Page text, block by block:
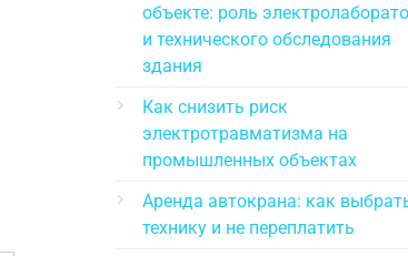
объекте: роль
и технического обследования
здания
Как снизить риск
электротравматизма на
промышленных объектах
Аренда автокрана: как
технику и не переплатить